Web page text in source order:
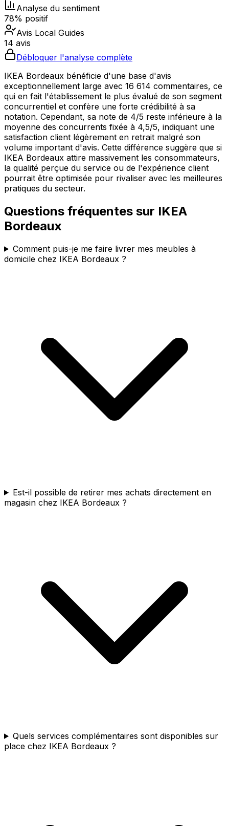
Analyse du sentiment
78% positif
Avis Local Guides
14 avis
Débloquer l'analyse complète
IKEA Bordeaux bénéficie d'une base d'avis
exceptionnellement large avec 16 614 commentaires, ce
qui en fait l'établissement le plus évalué de son segment
concurrentiel et confère une forte crédibilité à sa
notation. Cependant, sa note de 4/5 reste inférieure à la
moyenne des concurrents fixée à 4,5/5, indiquant une
satisfaction client légèrement en retrait malgré son
volume important d'avis. Cette différence suggère que si
IKEA Bordeaux attire massivement les consommateurs,
la qualité perçue du service ou de l'expérience client
pourrait être optimisée pour rivaliser avec les meilleures
pratiques du secteur.
Questions fréquentes sur IKEA
Bordeaux
Comment puis-je me faire livrer mes meubles à
domicile chez IKEA Bordeaux ?
Est-il possible de retirer mes achats directement en
magasin chez IKEA Bordeaux ?
Quels services complémentaires sont disponibles sur
place chez IKEA Bordeaux ?